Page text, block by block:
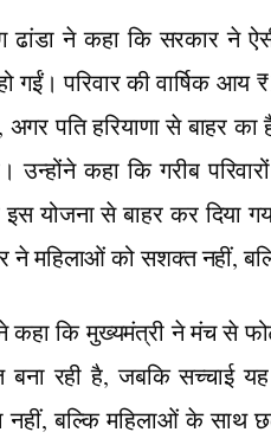
ढांडा ने कहा कि सरकार ने
गईं। परिवार की वार्षिक
अगर पति हरियाणा से बाहर
उन्होंने कहा कि गरीब
योजना से बाहर कर दिया
ने महिलाओं को सशक्त नहीं,
कहा कि मुख्यमंत्री ने मंच से
रही है, जबकि सच्चाई
नहीं, बल्कि महिलाओं के साथ